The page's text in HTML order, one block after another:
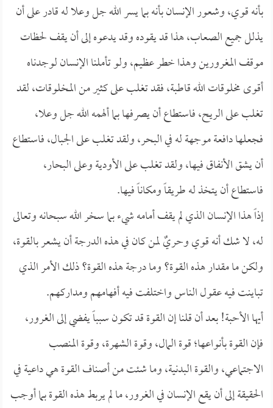
بأنه قوي، وشعور الإنسان بأنه بما يسر الله جل وعلا له قادر على أن
يذلل جميع الصعاب، هذا قد يقوده وقد يدعوه إلى أن يقف لحظات
موقف المغرورين وهذا خطر عظيم، ولو تأملنا الإنسان لوجدناه
أقوى مخلوقات الله قاطبة، فقد تغلب على كثير من المخلوقات، لقد
تغلب على الريح، فاستطاع أن يصرفها بما ألهمه الله جل وعلا،
فجعلها دافعة موجهة له في البحر، ولقد تغلب على الجبال، فاستطاع
أن يشق الأنفاق فيها، ولقد تغلب على الأودية وعلى البحار،
فاستطاع أن يتخذ له طريقاً ومكاناً فيها.
إذاً هذا الإنسان الذي لم يقف أمامه شيء بما سخر الله سبحانه وتعالى
له، لا شك أنه قوي وحريٌ لمن كان في هذه الدرجة أن يشعر بالقوة،
ولكن ما مقدار هذه القوة؟ وما درجة هذه القوة؟ ذلك الأمر الذي
تباينت فيه عقول الناس واختلفت فيه أفهامهم ومداركهم.
أيها الأحبة! بعد أن قلنا إن القوة قد تكون سبباً يفضي إلى الغرور،
فإن القوة بأنواعها؛ قوة المال، وقوة الشهرة، وقوة المنصب
الاجتماعي، والقوة البدنية، وما شئت من أصناف القوة هي داعية في
الحقيقة إلى أن يقع الإنسان في الغرور، ما لم يربط هذه القوة بما أوجب